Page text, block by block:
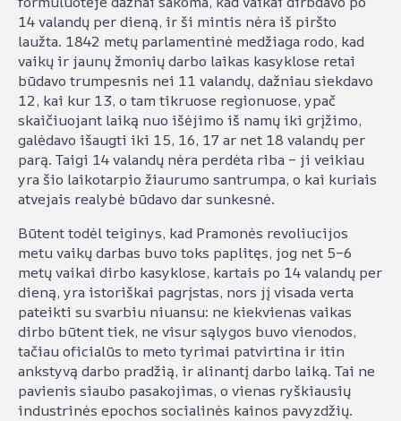
14 valandų per dieną, ir ši mintis nėra iš piršto
laužta. 1842 metų parlamentinė medžiaga rodo, kad
vaikų ir jaunų žmonių darbo laikas kasyklose retai
būdavo trumpesnis nei 11 valandų, dažniau siekdavo
12, kai kur 13, o tam tikruose regionuose, ypač
skaičiuojant laiką nuo išėjimo iš namų iki grįžimo,
galėdavo išaugti iki 15, 16, 17 ar net 18 valandų per
parą. Taigi 14 valandų nėra perdėta riba – ji veikiau
yra šio laikotarpio žiaurumo santrumpa, o kai kuriais
atvejais realybė būdavo dar sunkesnė.
Būtent todėl teiginys, kad Pramonės revoliucijos
metu vaikų darbas buvo toks paplitęs, jog net 5–6
metų vaikai dirbo kasyklose, kartais po 14 valandų per
dieną, yra istoriškai pagrįstas, nors jį visada verta
pateikti su svarbiu niuansu: ne kiekvienas vaikas
dirbo būtent tiek, ne visur sąlygos buvo vienodos,
tačiau oficialūs to meto tyrimai patvirtina ir itin
ankstyvą darbo pradžią, ir alinantį darbo laiką. Tai ne
pavienis siaubo pasakojimas, o vienas ryškiausių
industrinės epochos socialinės kainos pavyzdžių.